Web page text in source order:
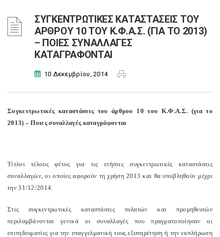
ΣΥΓΚΕΝΤΡΩΤΙΚΕΣ ΚΑΤΑΣΤΑΣΕΙΣ ΤΟΥ
ΑΡΘΡΟΥ 10 ΤΟΥ Κ.Φ.Α.Σ. (ΓΙΑ ΤΟ 2013)
– ΠΟΙΕΣ ΣΥΝΑΛΛΑΓΕΣ
ΚΑΤΑΓΡΑΦΟΝΤΑΙ
10 Δεκεμβρίου, 2014
Συγκεντρωτικές καταστάσεις του άρθρου 10 του Κ.Φ.Α.Σ. (για το
2013) – Ποιες συναλλαγές καταγράφονται
Τίτλοι τέλους φέτος για τις ετήσιες συγκεντρωτικές καταστάσεις
συναλλαγών, οι οποίες αφορούν τη χρήση 2013 και θα υποβληθούν μέχρι
την 31/12/2014.
Στις συγκεντρωτικές καταστάσεις πελατών και προμηθευτών
περιλαμβάνονται γενικά οι συναλλαγές που πραγματοποίησαν οι
επιτηδευματίες για την επαγγελματική τους εξυπηρέτηση ή την εκπλήρωση